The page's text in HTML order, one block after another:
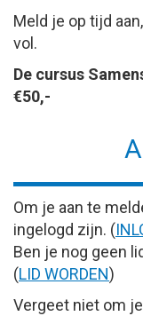
Meld je op tijd
vol.
De cursus
€50,-
Om je aan te
ingelogd zijn. (
Ben je nog geen
(LID WORDEN)
Vergeet niet om